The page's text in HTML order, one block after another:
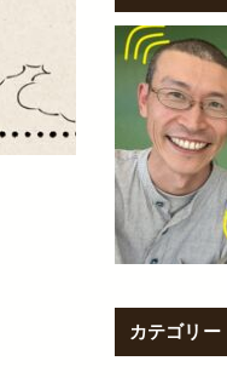
カテゴリー